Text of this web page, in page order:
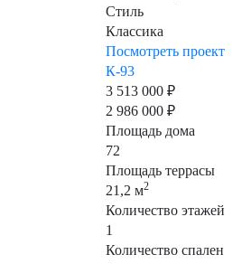
Стиль
Классика
Посмотреть проект
К-93
3 513 000 ₽
2 986 000 ₽
Площадь дома
72
Площадь террасы
21,2 м2
Количество этажей
1
Количество спален